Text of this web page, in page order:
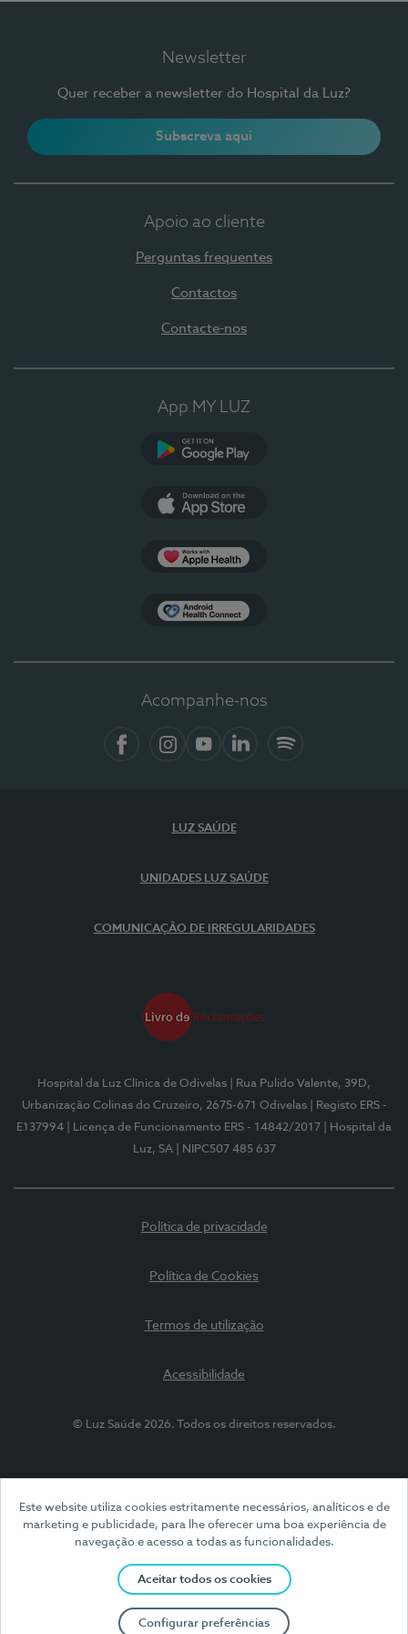
Este website utiliza cookies estritamente necessários, analíticos e de
marketing e publicidade, para lhe oferecer uma boa experiência de
navegação e acesso a todas as funcionalidades.
Aceitar todos os cookies
Configurar preferências
Newsletter
Quer receber a newsletter do Hospital da Luz?
Subscreva aqui
Apoio ao cliente
Perguntas frequentes
Contactos
Contacte-nos
App MY LUZ
Acompanhe-nos
LUZ SAÚDE
UNIDADES LUZ SAÚDE
COMUNICAÇÃO DE IRREGULARIDADES
Hospital da Luz Clínica de Odivelas
| Rua Pulido Valente, 39D,
Urbanização Colinas do Cruzeiro, 2675-671 Odivelas
| Registo ERS -
E137994
| Licença de Funcionamento ERS - 14842/2017
| Hospital da
Luz, SA
| NIPC507 485 637
Política de privacidade
Política de Cookies
Termos de utilização
Acessibilidade
© Luz Saúde 2026. Todos os direitos reservados.